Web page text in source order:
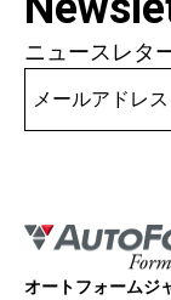
ニュースレタ
オートフォームジ